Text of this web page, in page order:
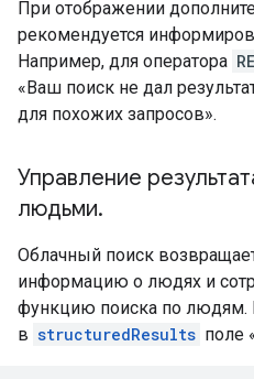
При отображении
рекомендуется
Например, для оператора
«Ваш поиск не дал
для похожих запросов».
Управление
людьми.
Облачный поиск
информацию о людях и
функцию поиска по людям.
в structuredResults поле